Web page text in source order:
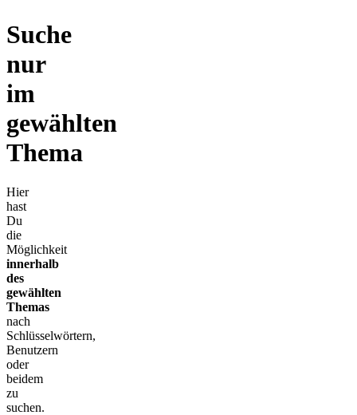
Suche
nur
im
gewählten
Thema
Hier
hast
Du
die
Möglichkeit
innerhalb
des
gewählten
Themas
nach
Schlüsselwörtern,
Benutzern
oder
beidem
zu
suchen.